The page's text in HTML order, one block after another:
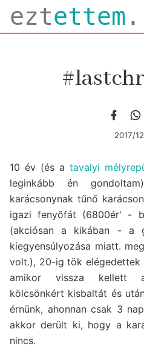
eztettem .
2017/
10 év (és a tavalyi
leginkább én
karácsonynak tűnő
igazi fenyőfát (6800ér' -
(akciósan a kikában - a
kiegyensúlyozása miatt.
volt.), 20-ig tök elégedettek
amikor vissza kellett
kölcsönkért kisbaltát és
érnünk, ahonnan csak 3
akkor derült ki, hogy a
nincs.